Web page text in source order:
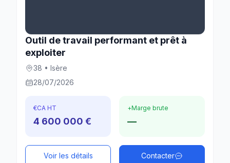
Outil de travail performant et prêt à
exploiter
38 • Isère
28/07/2026
€CA HT
4 600 000 €
+Marge brute
—
Voir les détails Contacter